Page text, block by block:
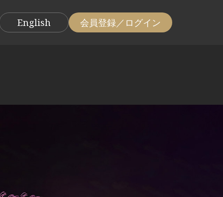
English 会員登録／ログイン